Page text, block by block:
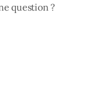
question ?
du COMIDENT